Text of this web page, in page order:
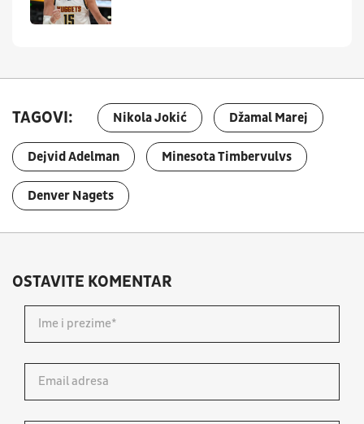
TAGOVI: Nikola Jokić Džamal Marej
Dejvid Adelman Minesota Timbervulvs
Denver Nagets
OSTAVITE KOMENTAR